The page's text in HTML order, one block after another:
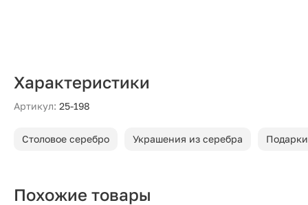
Характеристики
Артикул: 25-198
Столовое серебро Украшения из серебра
Похожие товары